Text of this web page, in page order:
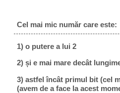
Cel mai mic număr care este:
1) o putere a lui 2
2) și e mai mare decât
3) astfel încât primul bit (cel
(avem de a face la acest